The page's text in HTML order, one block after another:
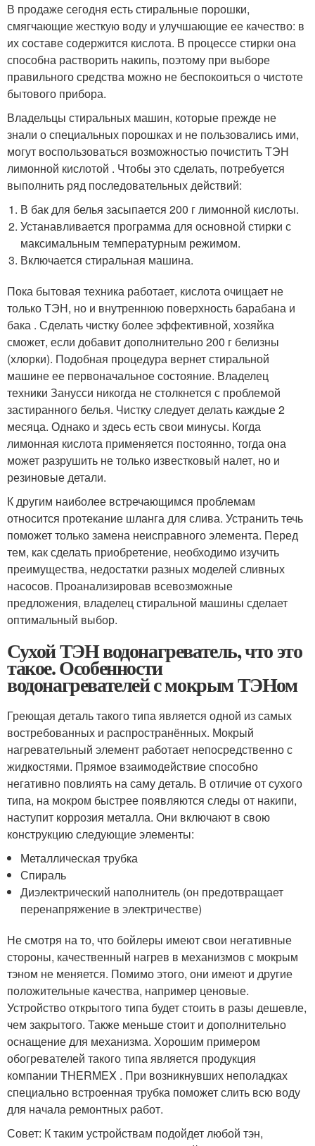
В продаже сегодня есть стиральные порошки,
смягчающие жесткую воду и улучшающие ее качество: в
их составе содержится кислота. В процессе стирки она
способна растворить накипь, поэтому при выборе
правильного средства можно не беспокоиться о чистоте
бытового прибора.
Владельцы стиральных машин, которые прежде не
знали о специальных порошках и не пользовались ими,
могут воспользоваться возможностью почистить ТЭН
лимонной кислотой . Чтобы это сделать, потребуется
выполнить ряд последовательных действий:
В бак для белья засыпается 200 г лимонной кислоты.
Устанавливается программа для основной стирки с
максимальным температурным режимом.
Включается стиральная машина.
Пока бытовая техника работает, кислота очищает не
только ТЭН, но и внутреннюю поверхность барабана и
бака . Сделать чистку более эффективной, хозяйка
сможет, если добавит дополнительно 200 г белизны
(хлорки). Подобная процедура вернет стиральной
машине ее первоначальное состояние. Владелец
техники Занусси никогда не столкнется с проблемой
застиранного белья. Чистку следует делать каждые 2
месяца. Однако и здесь есть свои минусы. Когда
лимонная кислота применяется постоянно, тогда она
может разрушить не только известковый налет, но и
резиновые детали.
К другим наиболее встречающимся проблемам
относится протекание шланга для слива. Устранить течь
поможет только замена неисправного элемента. Перед
тем, как сделать приобретение, необходимо изучить
преимущества, недостатки разных моделей сливных
насосов. Проанализировав всевозможные
предложения, владелец стиральной машины сделает
оптимальный выбор.
Сухой ТЭН водонагреватель, что это
такое. Особенности
водонагревателей с мокрым ТЭНом
Греющая деталь такого типа является одной из самых
востребованных и распространённых. Мокрый
нагревательный элемент работает непосредственно с
жидкостями. Прямое взаимодействие способно
негативно повлиять на саму деталь. В отличие от сухого
типа, на мокром быстрее появляются следы от накипи,
наступит коррозия металла. Они включают в свою
конструкцию следующие элементы:
Металлическая трубка
Спираль
Диэлектрический наполнитель (он предотвращает
перенапряжение в электричестве)
Не смотря на то, что бойлеры имеют свои негативные
стороны, качественный нагрев в механизмов с мокрым
тэном не меняется. Помимо этого, они имеют и другие
положительные качества, например ценовые.
Устройство открытого типа будет стоить в разы дешевле,
чем закрытого. Также меньше стоит и дополнительно
оснащение для механизма. Хорошим примером
обогревателей такого типа является продукция
компании THERMEX . При возникнувших неполадках
специально встроенная трубка поможет слить всю воду
для начала ремонтных работ.
Совет: К таким устройствам подойдет любой тэн,